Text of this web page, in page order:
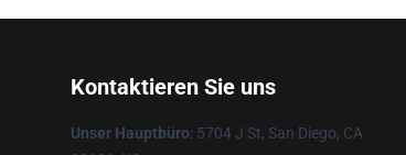
Kontaktieren Sie uns
Unser Hauptbüro: 5704 J St, San Diego, CA